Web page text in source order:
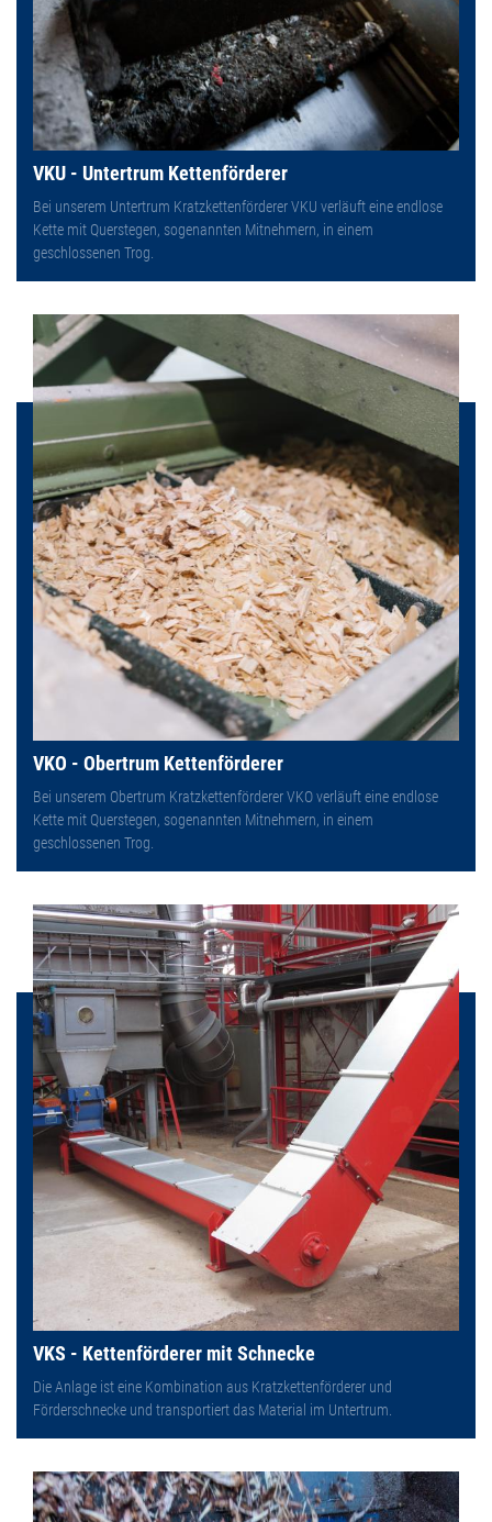
VKU - Untertrum Kettenförderer
Bei unserem Untertrum Kratzkettenförderer VKU verläuft eine endlose
Kette mit Querstegen, sogenannten Mitnehmern, in einem
geschlossenen Trog.
VKO - Obertrum Kettenförderer
Bei unserem Obertrum Kratzkettenförderer VKO verläuft eine endlose
Kette mit Querstegen, sogenannten Mitnehmern, in einem
geschlossenen Trog.
VKS - Kettenförderer mit Schnecke
Die Anlage ist eine Kombination aus Kratzkettenförderer und
Förderschnecke und transportiert das Material im Untertrum.